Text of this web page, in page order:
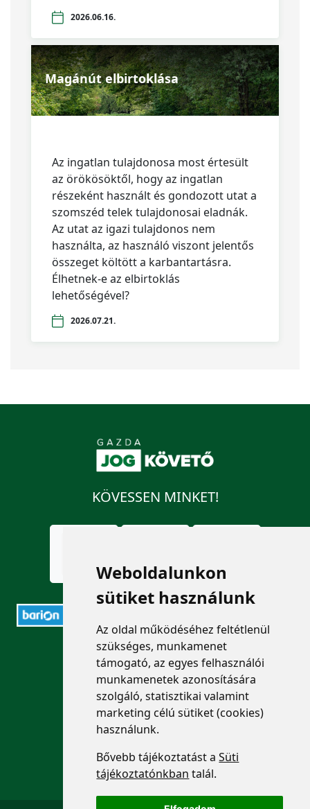
Weboldalunkon
sütiket használunk
Az oldal működéséhez feltétlenül
szükséges, munkamenet
támogató, az egyes felhasználói
munkamenetek azonosítására
szolgáló, statisztikai valamint
marketing célú sütiket (cookies)
használunk.
Bővebb tájékoztatást aSüti
tájékoztatónkban talál.
2026.06.16.
Magánút elbirtoklása
Az ingatlan tulajdonosa most értesült
az örökösöktől, hogy az ingatlan
részeként használt és gondozott utat a
szomszéd telek tulajdonosai eladnák.
Az utat az igazi tulajdonos nem
használta, az használó viszont jelentős
összeget költött a karbantartásra.
Élhetnek-e az elbirtoklás
lehetőségével?
2026.07.21.
KÖVESSEN MINKET!
ELÉRHETŐSÉGEK
+36 1 880 7600
info@mprx.hu